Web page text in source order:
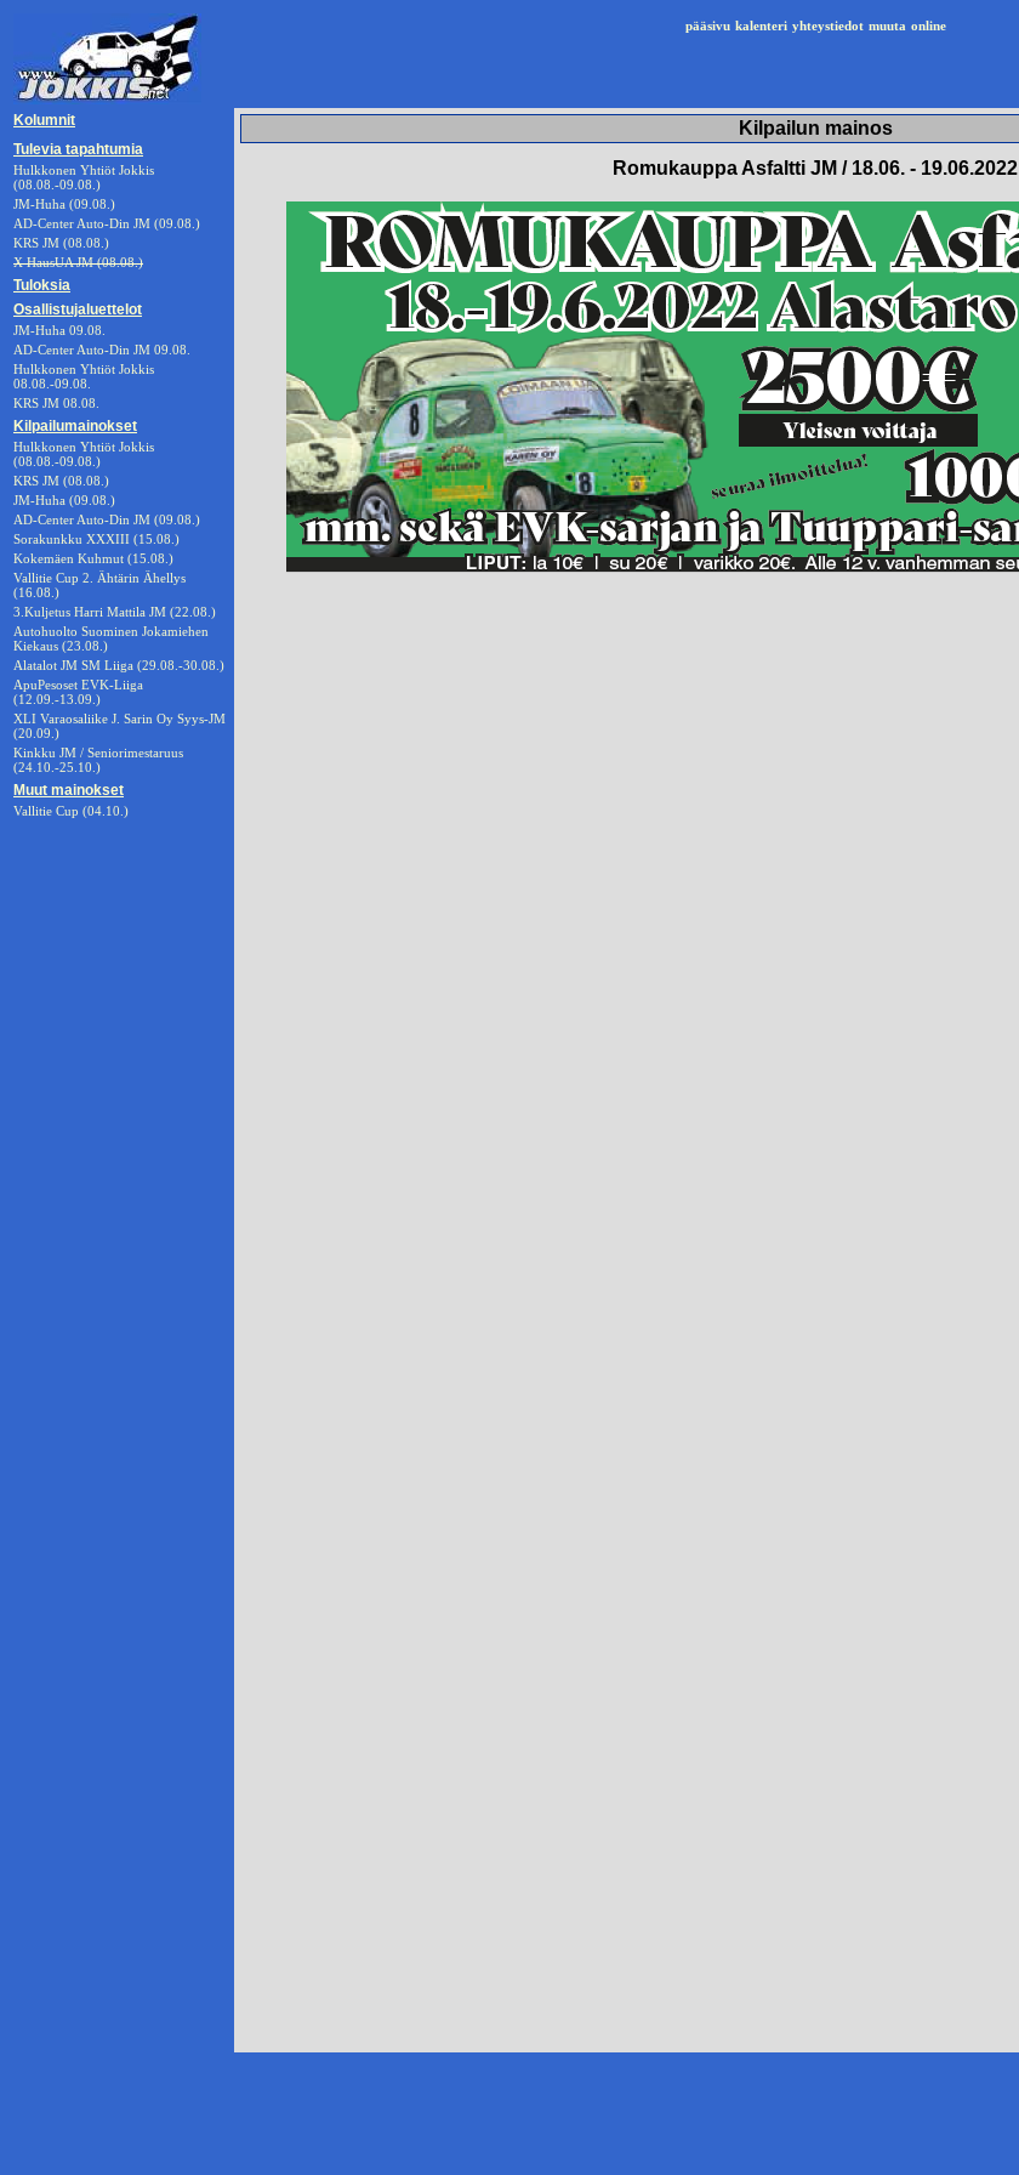
pääsivu kalenteri yhteystiedot muuta online
Kolumnit
Tulevia tapahtumia
Hulkkonen Yhtiöt Jokkis
(08.08.-09.08.)
JM-Huha (09.08.)
AD-Center Auto-Din JM (09.08.)
KRS JM (08.08.)
X HausUA JM (08.08.)
Tuloksia
Osallistujaluettelot
JM-Huha 09.08.
AD-Center Auto-Din JM 09.08.
Hulkkonen Yhtiöt Jokkis
08.08.-09.08.
KRS JM 08.08.
Kilpailumainokset
Hulkkonen Yhtiöt Jokkis
(08.08.-09.08.)
KRS JM (08.08.)
JM-Huha (09.08.)
AD-Center Auto-Din JM (09.08.)
Sorakunkku XXXIII (15.08.)
Kokemäen Kuhmut (15.08.)
Vallitie Cup 2. Ähtärin Ähellys
(16.08.)
3.Kuljetus Harri Mattila JM (22.08.)
Autohuolto Suominen Jokamiehen
Kiekaus (23.08.)
Alatalot JM SM Liiga (29.08.-30.08.)
ApuPesoset EVK-Liiga
(12.09.-13.09.)
XLI Varaosaliike J. Sarin Oy Syys-JM
(20.09.)
Kinkku JM / Seniorimestaruus
(24.10.-25.10.)
Muut mainokset
Vallitie Cup (04.10.)
Kilpailun mainos
Romukauppa Asfaltti JM / 18.06. - 19.06.2022